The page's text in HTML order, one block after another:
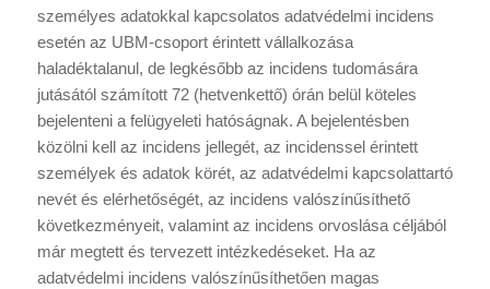
személyes adatokkal kapcsolatos adatvédelmi incidens
esetén az UBM-csoport érintett vállalkozása
haladéktalanul, de legkésőbb az incidens tudomására
jutásától számított 72 (hetvenkettő) órán belül köteles
bejelenteni a felügyeleti hatóságnak. A bejelentésben
közölni kell az incidens jellegét, az incidenssel érintett
személyek és adatok körét, az adatvédelmi kapcsolattartó
nevét és elérhetőségét, az incidens valószínűsíthető
következményeit, valamint az incidens orvoslása céljából
már megtett és tervezett intézkedéseket. Ha az
adatvédelmi incidens valószínűsíthetően magas